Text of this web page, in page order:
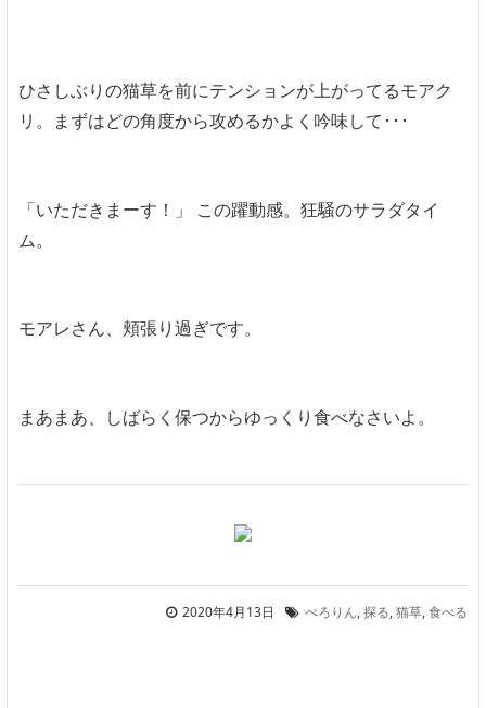
ひさしぶりの猫草を前にテンションが上がってるモアク
リ。まずはどの角度から攻めるかよく吟味して･･･
「いただきまーす！」 この躍動感。狂騒のサラダタイ
ム。
モアレさん、頬張り過ぎです。
まあまあ、しばらく保つからゆっくり食べなさいよ。
2020年4月13日 ぺろりん,探る,猫草,食べる